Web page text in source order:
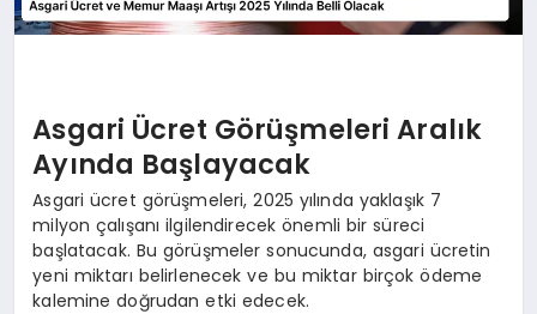
Asgari Ücret Görüşmeleri Aralık
Ayında Başlayacak
Asgari ücret görüşmeleri, 2025 yılında yaklaşık 7
milyon çalışanı ilgilendirecek önemli bir süreci
başlatacak. Bu görüşmeler sonucunda, asgari ücretin
yeni miktarı belirlenecek ve bu miktar birçok ödeme
kalemine doğrudan etki edecek.